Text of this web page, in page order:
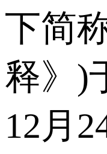
下简
释》)
12月